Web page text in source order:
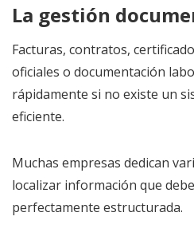
La gestión
Facturas, contratos,
oficiales o documentación
rápidamente si no existe un
eficiente.
Muchas empresas dedican
localizar información que
perfectamente estructurada.